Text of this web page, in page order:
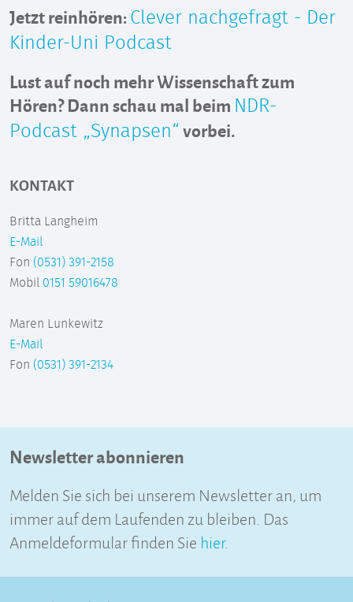
Jetzt reinhören: Clever nachgefragt - Der
Kinder-Uni Podcast
Lust auf noch mehr Wissenschaft zum
Hören? Dann schau mal beim NDR-
Podcast „Synapsen“ vorbei.
KONTAKT
Britta Langheim
E-Mail
Fon (0531) 391-2158
Mobil 0151 59016478
Maren Lunkewitz
E-Mail
Fon (0531) 391-2134
Newsletter abonnieren
Melden Sie sich bei unserem Newsletter an, um
immer auf dem Laufenden zu bleiben. Das
Anmeldeformular finden Sie hier.